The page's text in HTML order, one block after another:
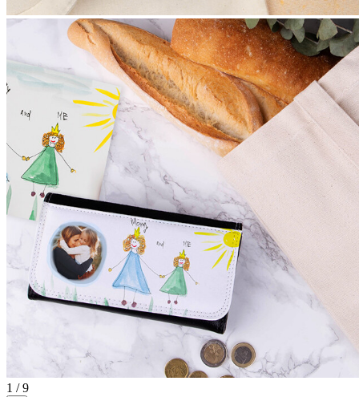
1 / 9